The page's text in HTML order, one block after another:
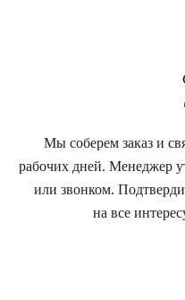
Мы соберем заказ и
рабочих дней. Менеджер
или звонком.
на все